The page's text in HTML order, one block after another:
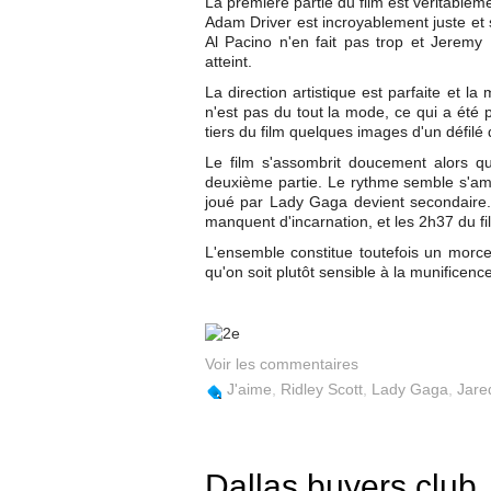
Adam Driver est incroyablement juste
Al Pacino n'en fait pas trop et
atteint.
La direction artistique est parfaite et la
n'est pas du tout la mode, ce qui a été
tiers du film quelques images d'un défilé
Le film s'assombrit doucement alors
deuxième partie. Le rythme semble
joué par Lady Gaga devient
manquent d'incarnation, et les 2h37 du
L'ensemble constitue toutefois un
qu'on soit plutôt sensible à la
Voir les commentaires
J'aime
Ridley Scott Lady Gaga